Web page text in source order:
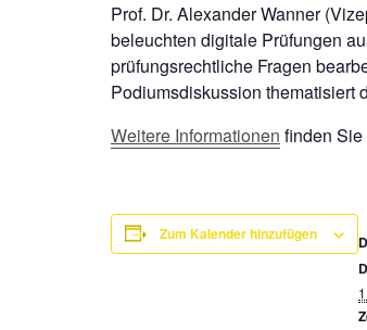
Prof. Dr. Alexander Wanner
beleuchten digitale Prüfungen
prüfungsrechtliche Fragen
Podiumsdiskussion thematisiert
Weitere Informationen finden
Zum Kalender hinzufügen